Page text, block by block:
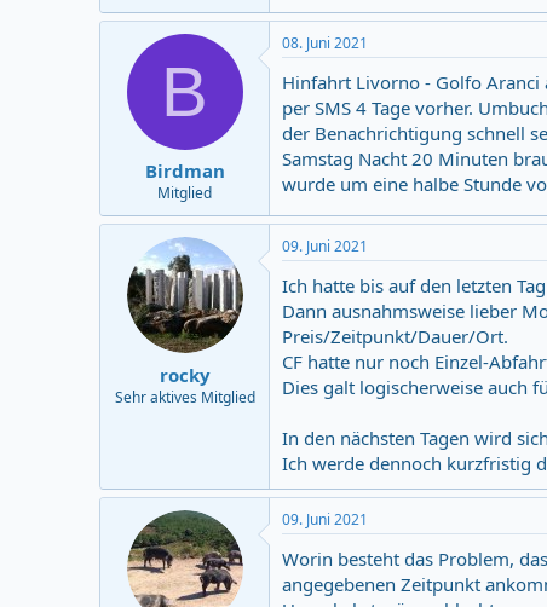
B
Birdman
Mitglied
08. Juni 2021
Hinfahrt Livorno - Golfo
per SMS 4 Tage vorher.
der Benachrichtigung schnell
Samstag Nacht 20 Minuten
wurde um eine halbe Stunde
rocky
Sehr aktives Mitglied
09. Juni 2021
Ich hatte bis auf den letzten
Dann ausnahmsweise lieber
Preis/Zeitpunkt/Dauer/Ort.
CF hatte nur noch Einzel-
Dies galt logischerweise auch
In den nächsten Tagen wird
Ich werde dennoch kurzfristig
09. Juni 2021
Worin besteht das Problem,
angegebenen Zeitpunkt